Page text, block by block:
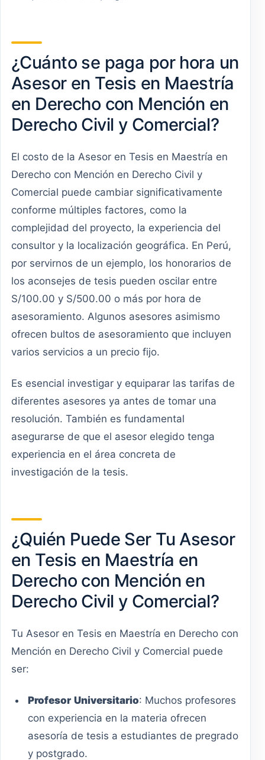
¿Cuánto se paga por hora un
Asesor en Tesis en Maestría
en Derecho con Mención en
Derecho Civil y Comercial?
El costo de la Asesor en Tesis en Maestría en
Derecho con Mención en Derecho Civil y
Comercial puede cambiar significativamente
conforme múltiples factores, como la
complejidad del proyecto, la experiencia del
consultor y la localización geográfica. En Perú,
por servirnos de un ejemplo, los honorarios de
los aconsejes de tesis pueden oscilar entre
S/100.00 y S/500.00 o más por hora de
asesoramiento. Algunos asesores asimismo
ofrecen bultos de asesoramiento que incluyen
varios servicios a un precio fijo.
Es esencial investigar y equiparar las tarifas de
diferentes asesores ya antes de tomar una
resolución. También es fundamental
asegurarse de que el asesor elegido tenga
experiencia en el área concreta de
investigación de la tesis.
¿Quién Puede Ser Tu Asesor
en Tesis en Maestría en
Derecho con Mención en
Derecho Civil y Comercial?
Tu Asesor en Tesis en Maestría en Derecho con
Mención en Derecho Civil y Comercial puede
ser:
Profesor Universitario: Muchos profesores
con experiencia en la materia ofrecen
asesoría de tesis a estudiantes de pregrado
y postgrado.